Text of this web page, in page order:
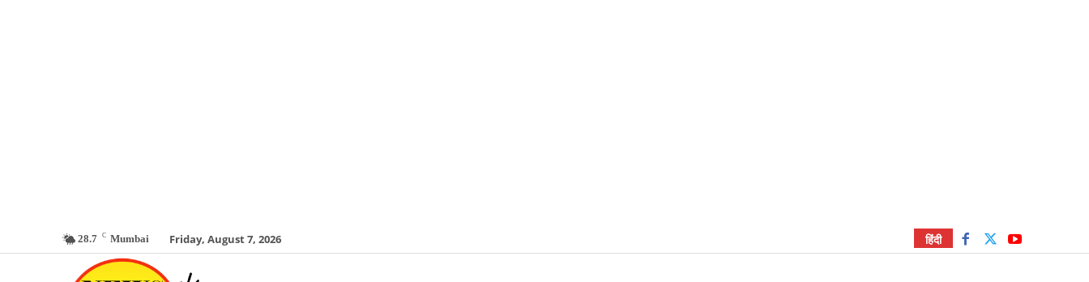
28.7 C Mumbai Friday, August 7, 2026 हिंदी